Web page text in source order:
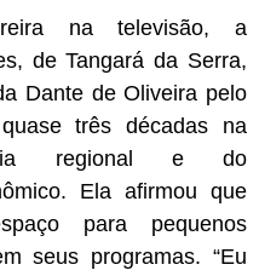
na televisão, a
de Tangará da Serra,
Dante de Oliveira pelo
três décadas na
regional e do
Ela afirmou que
para pequenos
seus programas. “Eu